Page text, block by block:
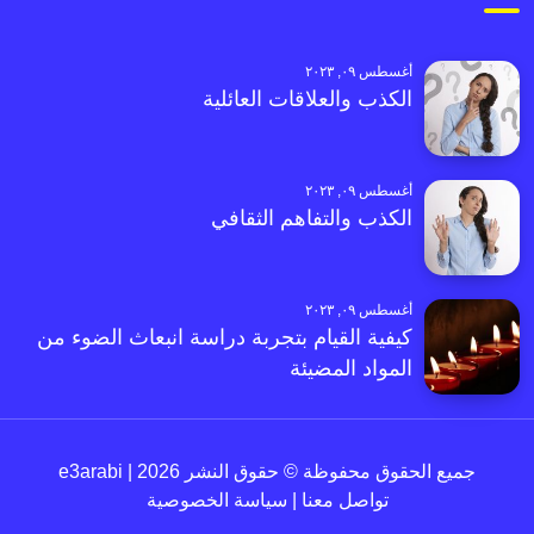
أغسطس ٠٩, ٢٠٢٣
الكذب والعلاقات العائلية
أغسطس ٠٩, ٢٠٢٣
الكذب والتفاهم الثقافي
أغسطس ٠٩, ٢٠٢٣
كيفية القيام بتجربة دراسة انبعاث الضوء من
المواد المضيئة
جميع الحقوق محفوظة © حقوق النشر 2026 | e3arabi
تواصل معنا
سياسة الخصوصية